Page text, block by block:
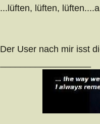
...lüften, lüften,
Der User nach mir isst